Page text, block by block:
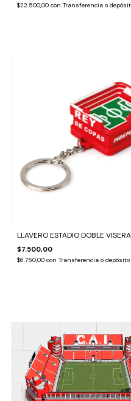
$22.500,00 con Transferencia o
LLAVERO ESTADIO DOBLE
$7.500,00
$6.750,00 con Transferencia o depósito